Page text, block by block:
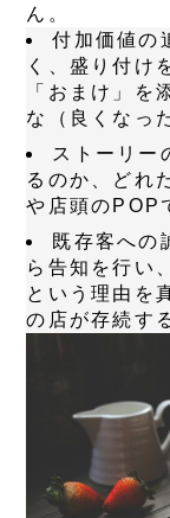
ん。
付加価値の
く、盛り付け
「おまけ」を
な（良くなっ
ストーリー
るのか、どれ
や店頭のPOP
既存客への
ら告知を行い
という理由を
の店が存続す